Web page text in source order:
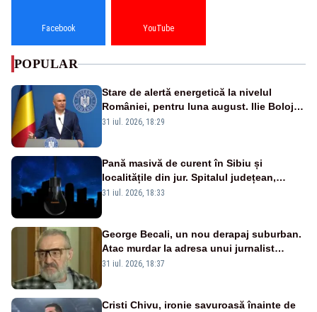
Facebook YouTube
POPULAR
Stare de alertă energetică la nivelul
României, pentru luna august. Ilie Bolojan
a anunțat importuri și posibile restricții –
31 iul. 2026, 18:29
Pană masivă de curent în Sibiu și
localitățile din jur. Spitalul județean,
semafoarele, rețelele de telefonie, grav
31 iul. 2026, 18:33
George Becali, un nou derapaj suburban.
Atac murdar la adresa unui jurnalist
sportiv – AUDIO
31 iul. 2026, 18:37
Cristi Chivu, ironie savuroasă înainte de